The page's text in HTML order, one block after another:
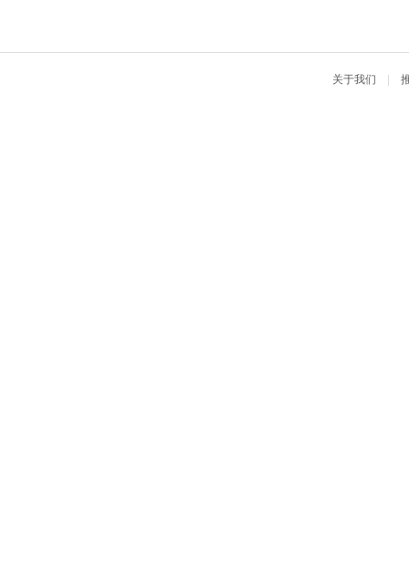
关于我们